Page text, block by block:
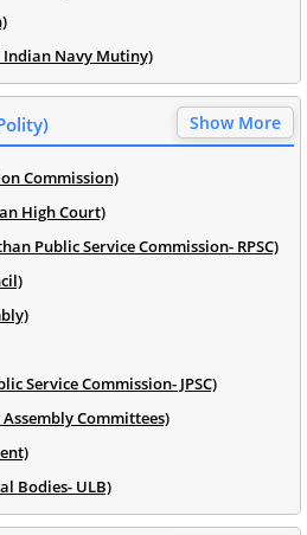
Indian Navy Mutiny)
Show More
Commission)
High Court)
Public Service Commission- RPSC)
Service Commission- JPSC)
Assembly Committees)
Bodies- ULB)